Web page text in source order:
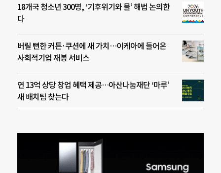
18개국 청소년 300명, ‘기후위기와 물’ 해법 논의한
다
버릴 뻔한 커튼·쿠션에 새 가치…이케아에 들어온
사회적기업 재봉 서비스
연 13억 상당 창업 혜택 제공…아산나눔재단 ‘마루’
새 배치팀 찾는다